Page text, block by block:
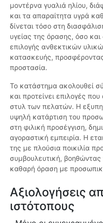
μοντέρνα γυαλιά ηλίου,
και τα απαραίτητα υγρά
δίνεται τόσο στη
υγείας της όρασης, όσο
επιλογής ανθεκτικών
κατασκευής,
προστασία.
Το κατάστημα ακολουθεί
και προτείνει επιλογές
στυλ των πελατών. Η
υψηλή κατάρτιση του
στη φιλική προσέγγιση,
αγοραστική εμπειρία. Η
της με πλούσια ποικιλία
συμβουλευτική,
καθαρή όραση με
Αξιολογήσεις
ιστότοπους